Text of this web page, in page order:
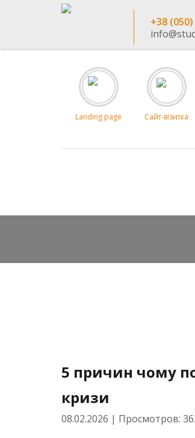
+38 (050)
Landing page Сайт-візитка
5 причин чому
кризи
08.02.2026 | Просмотров: